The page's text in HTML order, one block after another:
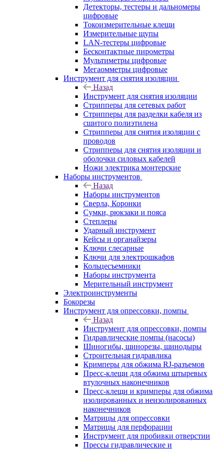
Детекторы, тестеры и дальномеры
цифровые
Токоизмерительные клещи
Измерительные щупы
LAN-тестеры цифровые
Бесконтактные пирометры
Мультиметры цифровые
Мегаомметры цифровые
Инструмент для снятия изоляции
Назад
Инструмент для снятия изоляции
Стрипперы для сетевых работ
Стрипперы для разделки кабеля из
сшитого полиэтилена
Cтрипперы для снятия изоляции с
проводов
Стрипперы для снятия изоляции и
оболочки силовых кабелей
Ножи электрика монтерские
Наборы инструментов
Назад
Наборы инструментов
Сверла, Коронки
Сумки, рюкзаки и пояса
Степлеры
Ударный инструмент
Кейсы и органайзеры
Ключи слесарные
Ключи для электрошкафов
Кольцесъемники
Наборы инструмента
Мерительный инструмент
Электроинструменты
Бокорезы
Инструмент для опрессовки, помпы
Назад
Инструмент для опрессовки, помпы
Гидравлические помпы (насосы)
Шиногибы, шинорезы, шинодыры
Строительная гидравлика
Кримперы для обжима RJ-разъемов
Пресс-клещи для обжима штыревых
втулочных наконечников
Пресс-клещи и кримперы для обжима
изолированных и неизолированных
наконечников
Матрицы для опрессовки
Матрицы для перфорации
Инструмент для пробивки отверстии
Прессы гидравлические и